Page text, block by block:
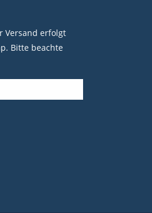
Versand erfolgt
Bitte beachte